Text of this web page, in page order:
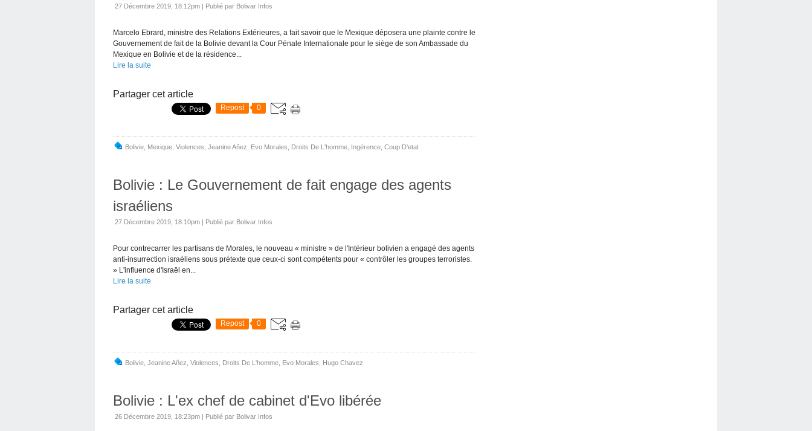
27 Décembre 2019, 18:12pm | Publié par Bolivar Infos
Marcelo Ebrard, ministre des Relations Extérieures, a fait savoir que le Mexique déposera une plainte contre le
Gouvernement de fait de la Bolivie devant la Cour Pénale Internationale pour le siège de son Ambassade du
Mexique en Bolivie et de la résidence...
Lire la suite
Partager cet article
Repost 0
Bolivie Mexique Violences Jeanine Añez Evo Morales Droits De L'homme Ingérence Coup D'etat
Bolivie : Le Gouvernement de fait engage des agents
israéliens
27 Décembre 2019, 18:10pm | Publié par Bolivar Infos
Pour contrecarrer les partisans de Morales, le nouveau « ministre » de l'Intérieur bolivien a engagé des agents
anti-insurrection israéliens sous prétexte que ceux-ci sont compétents pour « contrôler les groupes terroristes.
» L'influence d'Israël en...
Lire la suite
Partager cet article
Repost 0
Bolivie Jeanine Añez Violences Droits De L'homme Evo Morales Hugo Chavez
Bolivie : L'ex chef de cabinet d'Evo libérée
26 Décembre 2019, 18:23pm | Publié par Bolivar Infos